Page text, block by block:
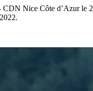
Nice Côte d’Azur le